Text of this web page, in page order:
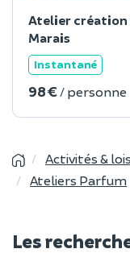
Atelier création
Marais
Instantané
98 € / personne
Activités &
Ateliers Parfum
Les